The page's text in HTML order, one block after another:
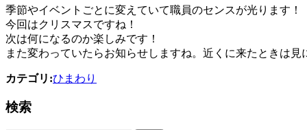
季節やイベントごとに変えていて職員のセンスが光ります！
今回はクリスマスですね！
次は何になるのか楽しみです！
また変わっていたらお知らせしますね。近くに来たときは見
カテゴリ:ひまわり
検索